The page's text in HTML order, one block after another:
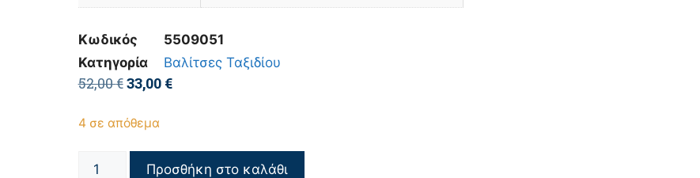
Κωδικός
5509051
Κατηγορία
Βαλίτσες Ταξιδίου
52,00€33,00 €
4 σε απόθεμα
Προσθήκη στο καλάθι